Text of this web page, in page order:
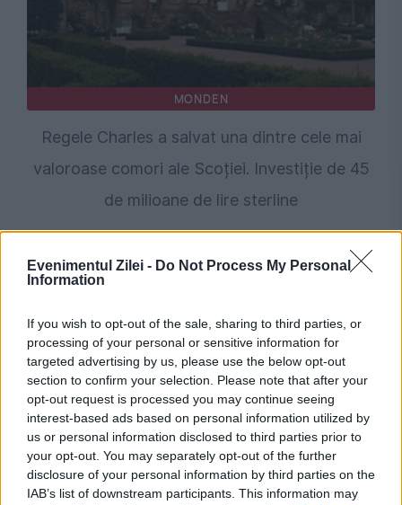
Evenimentul Zilei - Do Not Process My Personal
Information
If you wish to opt-out of the sale, sharing to third parties, or
processing of your personal or sensitive information for
targeted advertising by us, please use the below opt-out
section to confirm your selection. Please note that after your
opt-out request is processed you may continue seeing
interest-based ads based on personal information utilized by
us or personal information disclosed to third parties prior to
your opt-out. You may separately opt-out of the further
disclosure of your personal information by third parties on the
IAB’s list of downstream participants. This information may
MONDEN
Regele Charles a salvat una dintre cele mai
valoroase comori ale Scoției. Investiție de 45
de milioane de lire sterline
POLITICA
PSD cere activarea mecanismului european
de urgență pentru energie și susține